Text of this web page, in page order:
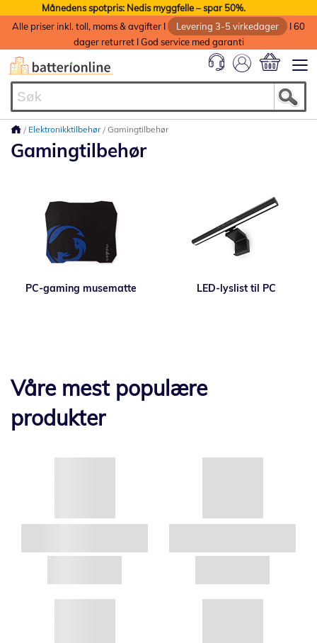
Månedens spotpris: Nedis myggfelle – spar 50%.
Alle priser inkl. toll, moms & avgifter I
Levering 3-5 virkedager
I 60
dager returret I God service med garanti
Elektronikktilbehør Gamingtilbehør
Gamingtilbehør
PC-gaming musematte LED-lyslist til PC
Våre mest populære
produkter